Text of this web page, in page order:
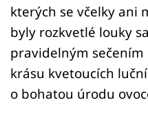
kterých se včelky ani
byly rozkvetlé louky
pravidelným
krásu kvetoucích
o bohatou úrodu